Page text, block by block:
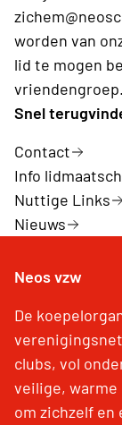
worden van
lid te mogen
vriendengroep.
Snel
Contact
Info
Nuttige Links
Nieuws
Neos vzw
De
clubs, vol
veilige,
om zichzelf en